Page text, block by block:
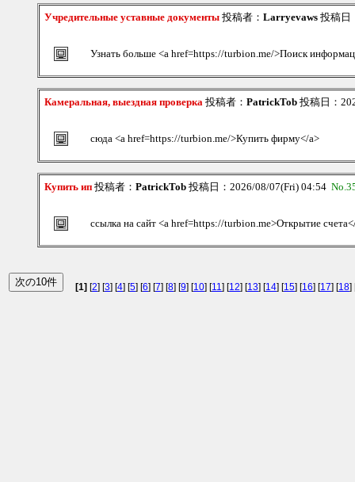
Учредительные уставные документы 投稿者： Larryevaws 投稿日
Узнать больше <a href=https://turbion.me/>Поиск
Камеральная, выездная проверка 投稿者： PatrickTob 投稿日：
сюда <a href=https://turbion.me/>Купить фирму</a>
Купить ип 投稿者： PatrickTob 投稿日：2026/08/07(Fri) 04:54
ссылка на сайт <a href=https://turbion.me>Открытие
[1] [2] [3] [4] [5] [6] [7] [8] [9] [10] [11] [12] [13] [14] [15] [16] [17] [18]